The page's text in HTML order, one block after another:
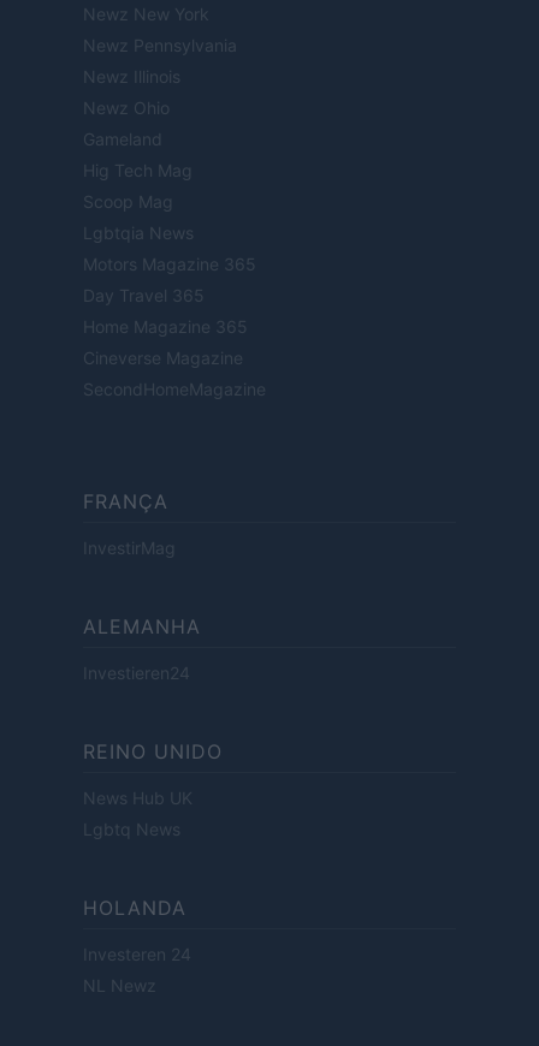
Newz New York
Newz Pennsylvania
Newz Illinois
Newz Ohio
Gameland
Hig Tech Mag
Scoop Mag
Lgbtqia News
Motors Magazine 365
Day Travel 365
Home Magazine 365
Cineverse Magazine
SecondHomeMagazine
FRANÇA
InvestirMag
ALEMANHA
Investieren24
REINO UNIDO
News Hub UK
Lgbtq News
HOLANDA
Investeren 24
NL Newz